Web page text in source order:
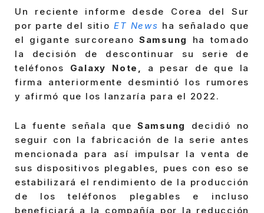
Un reciente informe desde Corea del Sur
por parte del sitio ET News ha señalado que
el gigante surcoreano Samsung ha tomado
la decisión de descontinuar su serie de
teléfonos Galaxy Note, a pesar de que la
firma anteriormente desmintió los rumores
y afirmó que los lanzaría para el 2022.
La fuente señala que Samsung decidió no
seguir con la fabricación de la serie antes
mencionada para así impulsar la venta de
sus dispositivos plegables, pues con eso se
estabilizará el rendimiento de la producción
de los teléfonos plegables e incluso
beneficiará a la compañía por la reducción